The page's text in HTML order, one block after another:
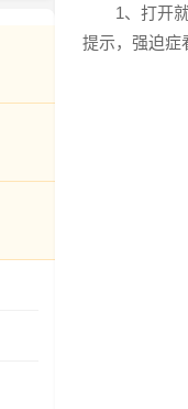
1、打开
提示，强迫症